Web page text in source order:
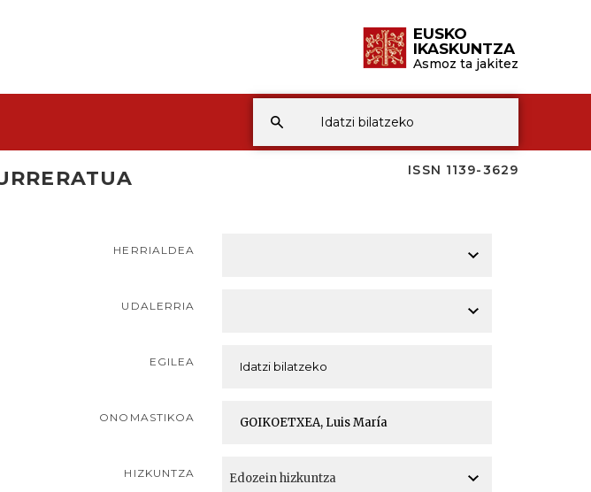
EUSKO
IKASKUNTZA
Asmoz ta jakitez
ISSN 1139-3629
HERRIALDEA
UDALERRIA
EGILEA
ONOMASTIKOA
HIZKUNTZA